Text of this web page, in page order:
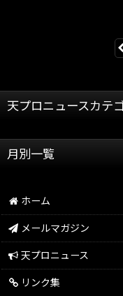
天プロニュースカテ
天龍プロジェクト
月別一覧
2024年
2023年
ホーム
メールマガジン
天プロニュース
リンク集